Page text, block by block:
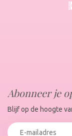
Abonneer je
Blijf op de hoogte